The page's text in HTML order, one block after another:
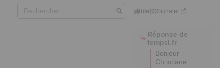
Utile(0)Signaler
Réponse de
tempsl.fr
Bonjour
Christiane,